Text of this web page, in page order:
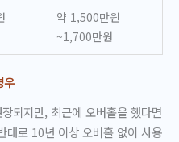
약 1,500만원
~1,700만원
우
되지만, 최근에 오버홀을 했다면
대로 10년 이상 오버홀 없이 사용